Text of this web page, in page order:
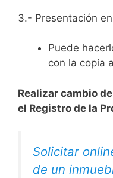
3.- Presentación
Puede
con la copia
Realizar cambio
el Registro de la
Solicitar
de un